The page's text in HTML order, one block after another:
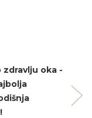
zdravlju oka -